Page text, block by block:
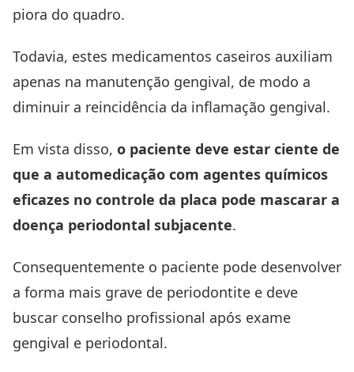
piora do quadro.
Todavia, estes medicamentos caseiros auxiliam
apenas na manutenção gengival, de modo a
diminuir a reincidência da inflamação gengival.
Em vista disso, o paciente deve estar ciente de
que a automedicação com agentes químicos
eficazes no controle da placa pode mascarar a
doença periodontal subjacente.
Consequentemente o paciente pode desenvolver
a forma mais grave de periodontite e deve
buscar conselho profissional após exame
gengival e periodontal.